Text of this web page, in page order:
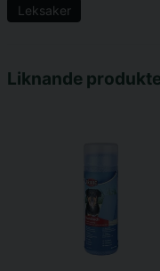
name
Namn
email
Ja, ni får
Leksaker
Liknande